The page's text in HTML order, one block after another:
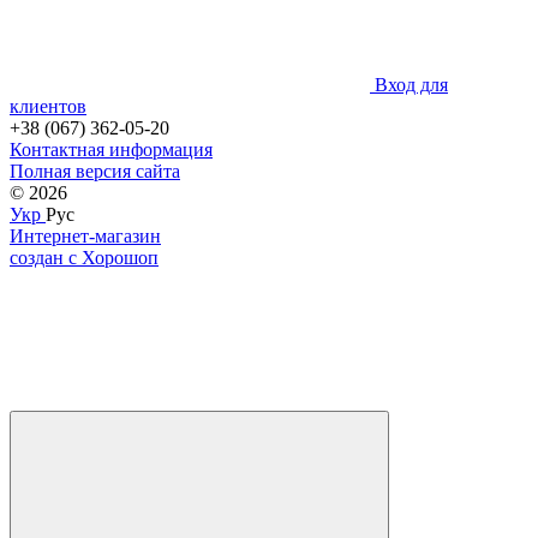
Вход для
клиентов
+38 (067) 362-05-20
Контактная информация
Полная версия сайта
© 2026
Укр Рус
Интернет-магазин
создан с Хорошоп